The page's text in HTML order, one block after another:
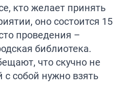
кто желает принять
оно состоится 15
проведения –
библиотека.
что скучно не
с собой нужно взять